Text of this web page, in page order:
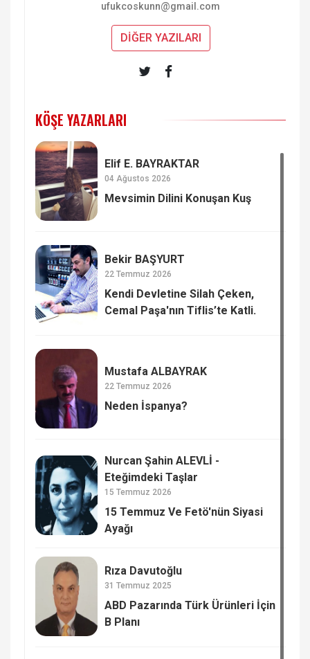
ufukcoskunn@gmail.com
DİĞER YAZILARI
KÖŞE YAZARLARI
Elif E. BAYRAKTAR
04 Ağustos 2026
Mevsimin Dilini Konuşan Kuş
Bekir BAŞYURT
22 Temmuz 2026
Kendi Devletine Silah Çeken,
Cemal Paşa'nın Tiflis’te Katli.
Mustafa ALBAYRAK
22 Temmuz 2026
Neden İspanya?
Nurcan Şahin ALEVLİ -
Eteğimdeki Taşlar
15 Temmuz 2026
15 Temmuz Ve Fetö'nün Siyasi
Ayağı
Rıza Davutoğlu
31 Temmuz 2025
ABD Pazarında Türk Ürünleri İçin
B Planı